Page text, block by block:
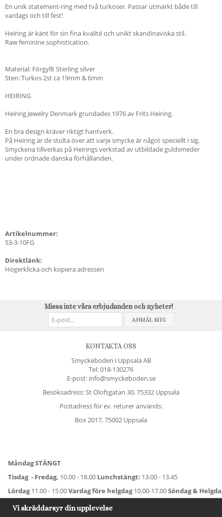
En unik statement-ring med två turkoser. Passar utmärkt både till
vardags och till fest!
Heiring är känt för sin fina kvalité och unikt skandinaviska stil.
Raw feminine sophistication.
Material: Förgyllt Sterling silver
Sten: Turkos 2st ca 19mm & 6mm
HEIRING
Heiring Jewelry Denmark grundades 1976 av Frits Heiring.
En bra design kräver riktigt hantverk.
På Heiring är de stolta över att varje smycke är något speciellt i sig.
Smyckena tillverkas på Heirings verkstad av utbildade guldsmeder
under ordnade danska förhållanden.
Artikelnummer:
53-3-10FG
Direktlänk:
Högerklicka och kopiera adressen
Missa inte våra erbjudanden och nyheter!
ANMÄL MIG
KONTAKTA OSS
Smyckeboden i Uppsala AB
Tel:018-130276
E-post: info@smyckeboden.se
Besöksadress: St Olofsgatan 30, 75332 Uppsala
Postadress för ev. returer används:
Box 2017, 75002 Uppsala
Måndag STÄNGT
Tisdag - Fredag, 10.00 - 18.00 Lunchstängt: 13.00 - 13.45
Lördag11.00 - 15.00Vardag före helgdag10.00-17.00Söndag &
För avvikande öppettider:
Titta här
Vi skräddarsyr din upplevelse